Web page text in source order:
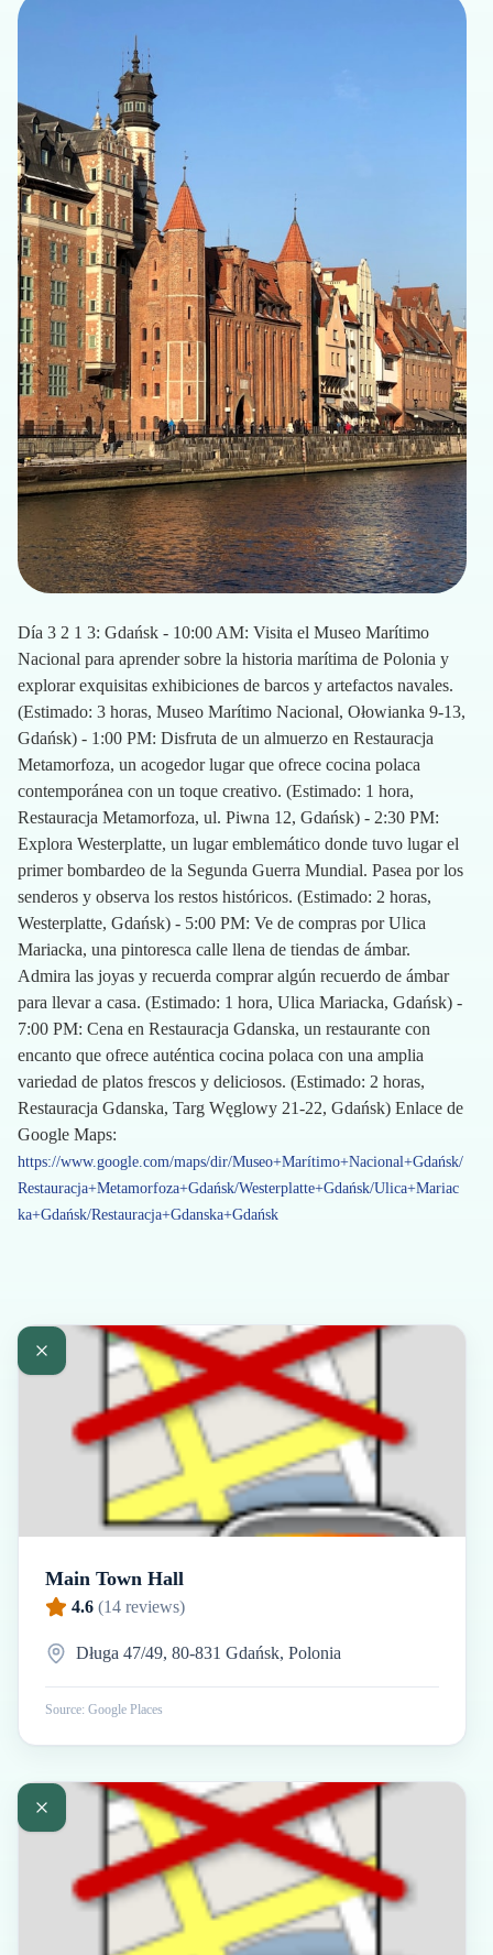
Día 3 2 1 3: Gdańsk - 10:00 AM: Visita el Museo Marítimo
Nacional para aprender sobre la historia marítima de Polonia y
explorar exquisitas exhibiciones de barcos y artefactos navales.
(Estimado: 3 horas, Museo Marítimo Nacional, Ołowianka 9-13,
Gdańsk) - 1:00 PM: Disfruta de un almuerzo en Restauracja
Metamorfoza, un acogedor lugar que ofrece cocina polaca
contemporánea con un toque creativo. (Estimado: 1 hora,
Restauracja Metamorfoza, ul. Piwna 12, Gdańsk) - 2:30 PM:
Explora Westerplatte, un lugar emblemático donde tuvo lugar el
primer bombardeo de la Segunda Guerra Mundial. Pasea por los
senderos y observa los restos históricos. (Estimado: 2 horas,
Westerplatte, Gdańsk) - 5:00 PM: Ve de compras por Ulica
Mariacka, una pintoresca calle llena de tiendas de ámbar.
Admira las joyas y recuerda comprar algún recuerdo de ámbar
para llevar a casa. (Estimado: 1 hora, Ulica Mariacka, Gdańsk) -
7:00 PM: Cena en Restauracja Gdanska, un restaurante con
encanto que ofrece auténtica cocina polaca con una amplia
variedad de platos frescos y deliciosos. (Estimado: 2 horas,
Restauracja Gdanska, Targ Węglowy 21-22, Gdańsk) Enlace de
Google Maps:
https://www.google.com/maps/dir/Museo+Marítimo+Nacional+Gdańsk/
Restauracja+Metamorfoza+Gdańsk/Westerplatte+Gdańsk/Ulica+Mariac
ka+Gdańsk/Restauracja+Gdanska+Gdańsk
Main Town Hall
4.6 (14 reviews)
Długa 47/49, 80-831 Gdańsk, Polonia
Source: Google Places